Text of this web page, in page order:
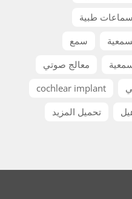
سماعات طبية
سمع
معالج صوتي
cochlear implant
تحميل المزيد